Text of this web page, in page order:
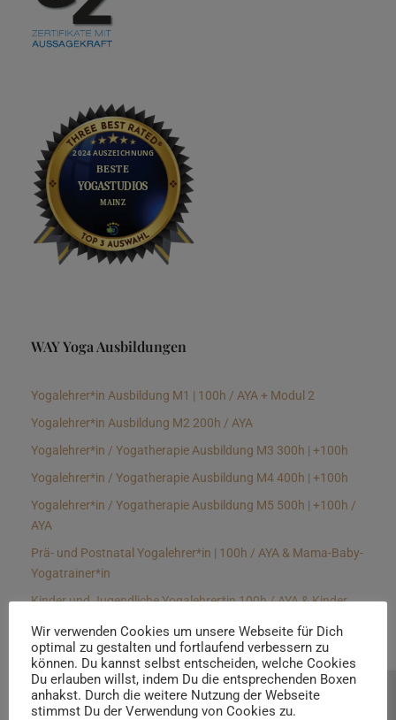
WAY Yoga Ausbildungen
Yogalehrer*in Ausbildung M1 | 100h / AYA + Modul 2
Yogalehrer*in Ausbildung M2 200h / AYA
Yogalehrer*in / Yogatherapie Ausbildung M3 300h | +100h
Yogalehrer*in / Yogatherapie Ausbildung M4 400h | +100h
Yogalehrer*in / Yogatherapie Ausbildung M5 500h | +100h /
AYA
Prä- und Postnatal Yogalehrer*in | 100h / AYA & Mama-Baby-
Yogatrainer*in
Kinder und Jugendliche Yogalehrer*in 100h / AYA & Kinder
Yin Yogalehrer*in | 100 h & Faszientrainer*in
Hormon Yogalehrer*in / Yogatherapeut*in &
Stressmanagementtrainer*in | 70h
Wir verwenden Cookies um unsere Webseite für Dich
optimal zu gestalten und fortlaufend verbessern zu
können. Du kannst selbst entscheiden, welche Cookies
Du erlauben willst, indem Du die entsprechenden Boxen
anhakst. Durch die weitere Nutzung der Webseite
stimmst Du der Verwendung von Cookies zu.
Beratung buchen